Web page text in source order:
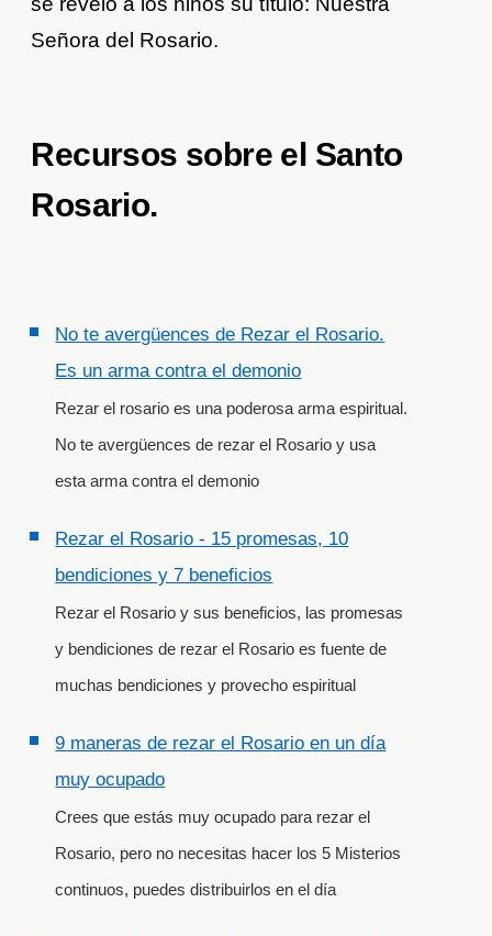
Señora del Rosario.
Recursos sobre el Santo
Rosario.
No te avergüences de Rezar el Rosario.
Es un arma contra el demonio
Rezar el rosario es una poderosa arma espiritual.
No te avergüences de rezar el Rosario y usa
esta arma contra el demonio
Rezar el Rosario - 15 promesas, 10
bendiciones y 7 beneficios
Rezar el Rosario y sus beneficios, las promesas
y bendiciones de rezar el Rosario es fuente de
muchas bendiciones y provecho espiritual
9 maneras de rezar el Rosario en un día
muy ocupado
Crees que estás muy ocupado para rezar el
Rosario, pero no necesitas hacer los 5 Misterios
continuos, puedes distribuirlos en el día